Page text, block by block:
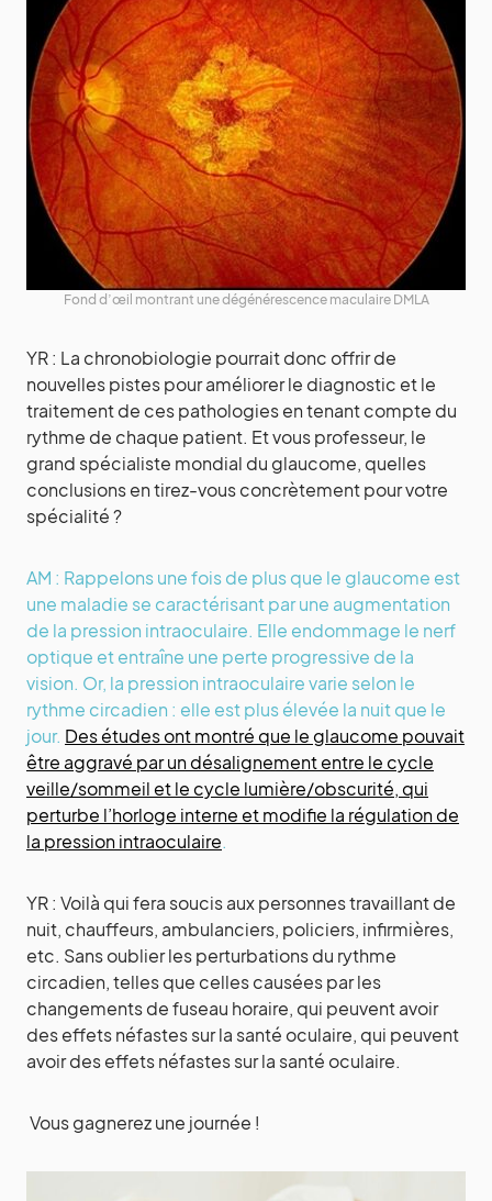
Fond d’œil montrant une dégénérescence maculaire DMLA
YR : La chronobiologie pourrait donc offrir de
nouvelles pistes pour améliorer le diagnostic et le
traitement de ces pathologies en tenant compte du
rythme de chaque patient. Et vous professeur, le
grand spécialiste mondial du glaucome, quelles
conclusions en tirez-vous concrètement pour votre
spécialité ?
AM : Rappelons une fois de plus que le glaucome est
une maladie se caractérisant par une augmentation
de la pression intraoculaire. Elle endommage le nerf
optique et entraîne une perte progressive de la
vision. Or, la pression intraoculaire varie selon le
rythme circadien : elle est plus élevée la nuit que le
jour. Des études ont montré que le glaucome pouvait
être aggravé par un désalignement entre le cycle
veille/sommeil et le cycle lumière/obscurité, qui
perturbe l’horloge interne et modifie la régulation de
la pression intraoculaire.
YR : Voilà qui fera soucis aux personnes travaillant de
nuit, chauffeurs, ambulanciers, policiers, infirmières,
etc. Sans oublier les perturbations du rythme
circadien, telles que celles causées par les
changements de fuseau horaire, qui peuvent avoir
des effets néfastes sur la santé oculaire, qui peuvent
avoir des effets néfastes sur la santé oculaire.
Vous gagnerez une journée !